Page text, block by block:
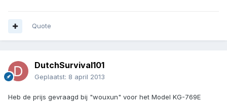
Quote
DutchSurvival101
Geplaatst: 8 april 2013
Heb de prijs gevraagd bij "wouxun" voor het Model KG-769E